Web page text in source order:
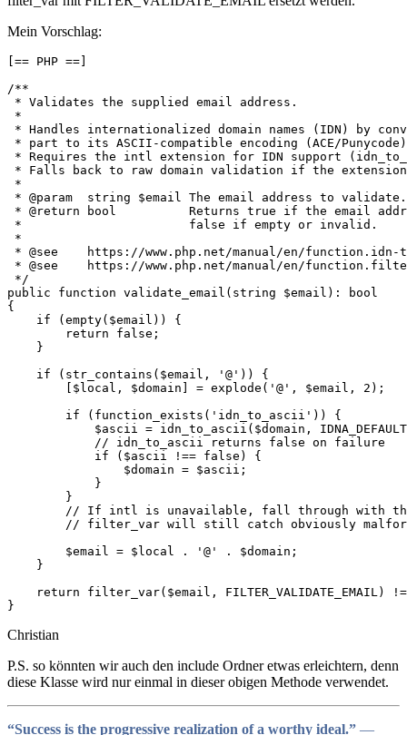
Mein Vorschlag:
[== PHP ==]
/**
* Validates the supplied email address.
*
* Handles internationalized domain names (IDN) by
* part to its ASCII-compatible encoding (ACE/
* Requires the intl extension for IDN support
* Falls back to raw domain validation if the
*
* @param  string $email The email address to validate.
* @return bool          Returns true if the email
*                       false if empty or invalid.
*
* @see    https://www.php.net/manual/en/
* @see    https://www.php.net/manual/en/
*/
public function validate_email(string $email): bool
{
    if (empty($email)) {
        return false;
    }
    if (str_contains($email, '@')) {
        [$local, $domain] = explode('@', $email, 2);
        if (function_exists('idn_to_ascii')) {
$ascii = idn_to_ascii($domain,
            // idn_to_ascii returns false on failure
            if ($ascii !== false) {
                $domain = $ascii;
            }
        }
// If intl is unavailable, fall through with
// filter_var will still catch obviously
        $email = $local . '@' . $domain;
    }
return filter_var($email, FILTER_VALIDATE_EMAIL)
}
Christian
P.S. so könnten wir auch den include Ordner etwas erleichtern, denn
diese Klasse wird nur einmal in dieser obigen Methode verwendet.
“Success is the progressive realization of a worthy ideal.” ―